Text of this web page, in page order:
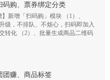
码购、票券绑定分类
新增「扫码购」模块 （1）、
级，不排队、不烦心，扫码即加入
转化 （2）、批量生成商品二维码
团赚、商品标签